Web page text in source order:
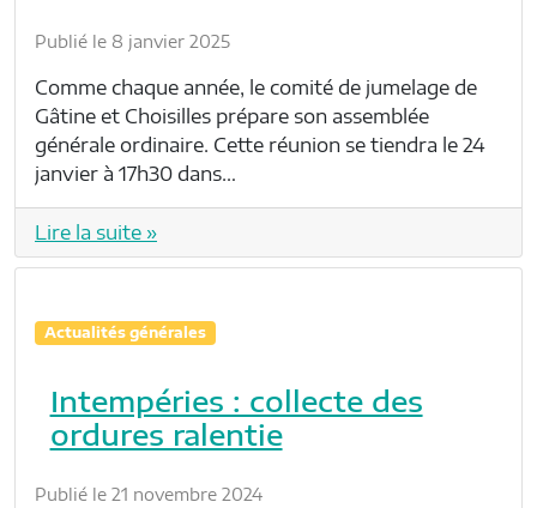
Publié le 8 janvier 2025
Comme chaque année, le comité de jumelage de
Gâtine et Choisilles prépare son assemblée
générale ordinaire. Cette réunion se tiendra le 24
janvier à 17h30 dans…
Lire la suite »
Actualités générales
Intempéries : collecte des
ordures ralentie
Publié le 21 novembre 2024